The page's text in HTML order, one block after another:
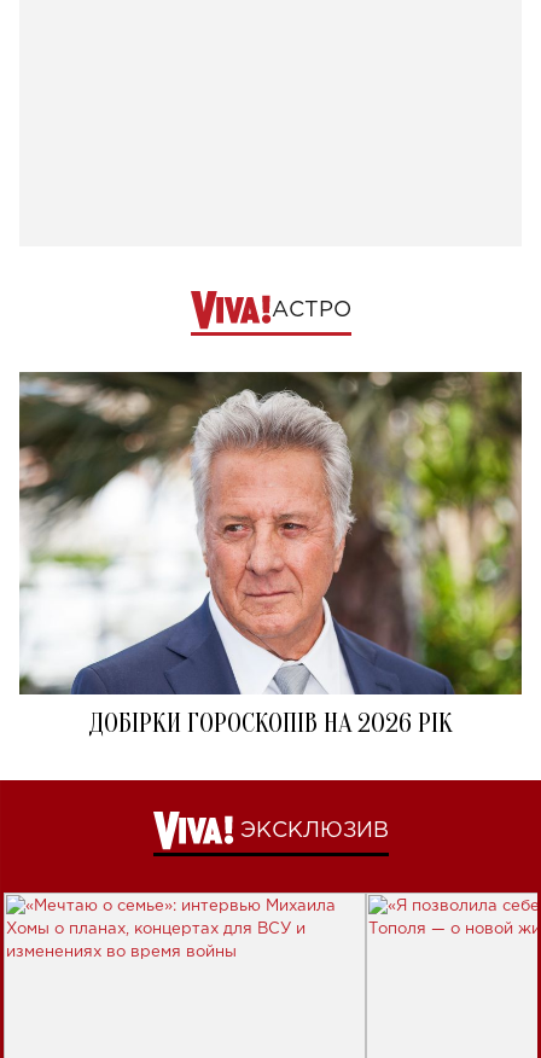
АСТРО
ДОБІРКИ ГОРОСКОПІВ НА 2026 РІК
ЭКСКЛЮЗИВ